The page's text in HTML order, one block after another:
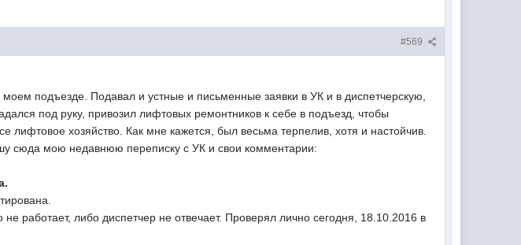
#569
подъезде. Подавал и устные и письменные заявки в УК и в диспетчерскую,
под руку, привозил лифтовых ремонтников к себе в подъезд, чтобы
лифтовое хозяйство. Как мне кажется, был весьма терпелив, хотя и настойчив.
сюда мою недавнюю переписку с УК и свои комментарии:
работает, либо диспетчер не отвечает. Проверял лично сегодня, 18.10.2016 в